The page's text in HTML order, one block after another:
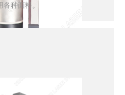
种面料。